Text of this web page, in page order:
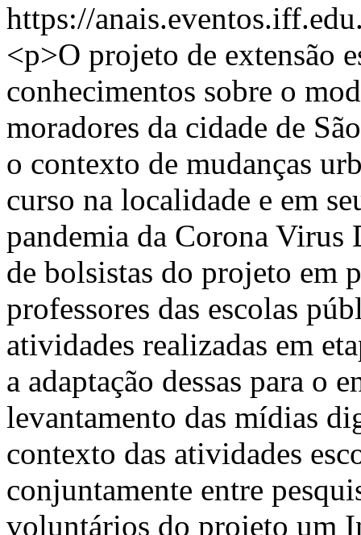
https://
<p>O projeto de extensão
conhecimentos sobre o
moradores da cidade de
o contexto de mudanças
curso na localidade e em
pandemia da Corona
de bolsistas do projeto em
professores das escolas
atividades realizadas em
a adaptação dessas para o
levantamento das mídias
contexto das atividades
conjuntamente entre
voluntários do projeto um